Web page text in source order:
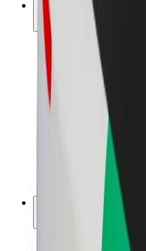
Générez des revenus avec
Chauffeur
Revenus du
Revenus du livreur
Commerçants Bolt
Rejoignez-nous